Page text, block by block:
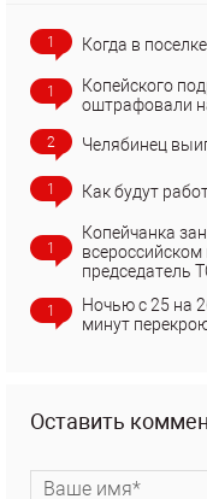
1 Когда в
1
Копейского
оштрафовали
2 Челябинец
1 Как будут
1
Копейчанка
председатель
1
Ночью с 25 на
минут
Оставить